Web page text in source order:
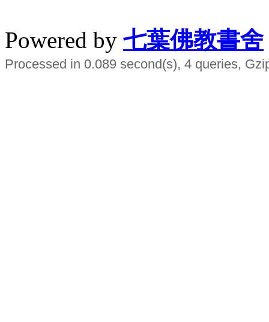
Powered by 七葉佛教書舍
Processed in 0.089 second(s), 4 queries,